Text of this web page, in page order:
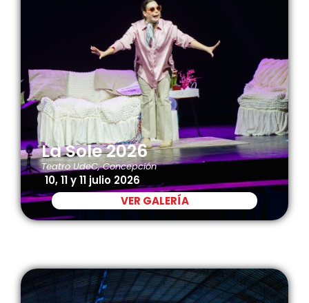
La Sole 2026
Teatro UdeC, Concepción
10, 11 y 11 julio 2026
VER GALERÍA